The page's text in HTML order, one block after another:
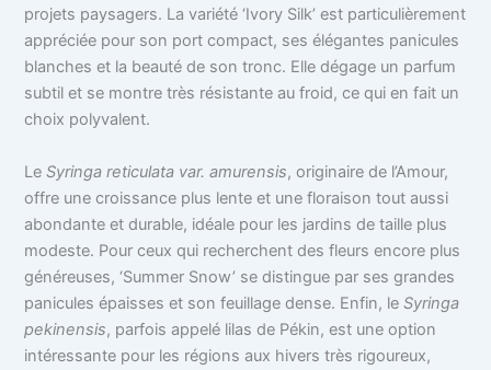
projets paysagers. La variété ‘Ivory Silk’ est particulièrement
appréciée pour son port compact, ses élégantes panicules
blanches et la beauté de son tronc. Elle dégage un parfum
subtil et se montre très résistante au froid, ce qui en fait un
choix polyvalent.
LeSyringa reticulata var. amurensis, originaire de l’Amour,
offre une croissance plus lente et une floraison tout aussi
abondante et durable, idéale pour les jardins de taille plus
modeste. Pour ceux qui recherchent des fleurs encore plus
généreuses, ‘Summer Snow’ se distingue par ses grandes
panicules épaisses et son feuillage dense. Enfin, leSyringa
pekinensis, parfois appelé lilas de Pékin, est une option
intéressante pour les régions aux hivers très rigoureux,